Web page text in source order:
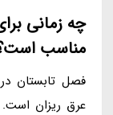
چه زمانی
مناسب
فصل تابستان
عرق ریزان